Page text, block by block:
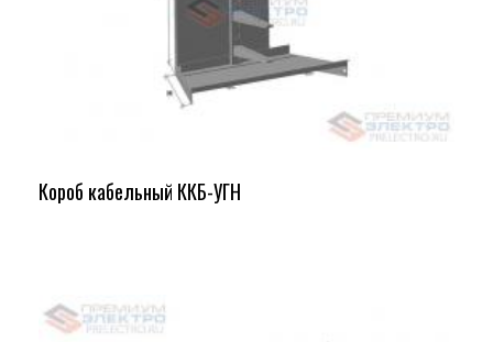
Короб кабельный ККБ-УГН